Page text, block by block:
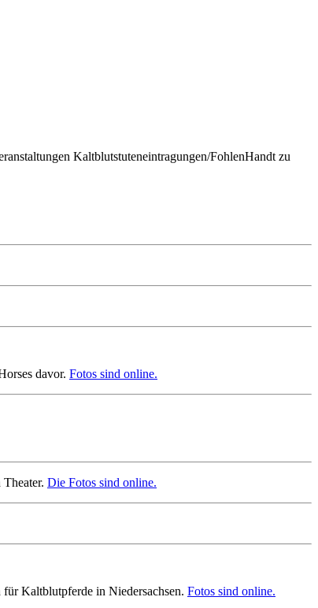
Kaltblutstuteneintragungen/FohlenHandt zu
davor. Fotos sind online.
Die Fotos sind online.
Kaltblutpferde in Niedersachsen. Fotos sind online.